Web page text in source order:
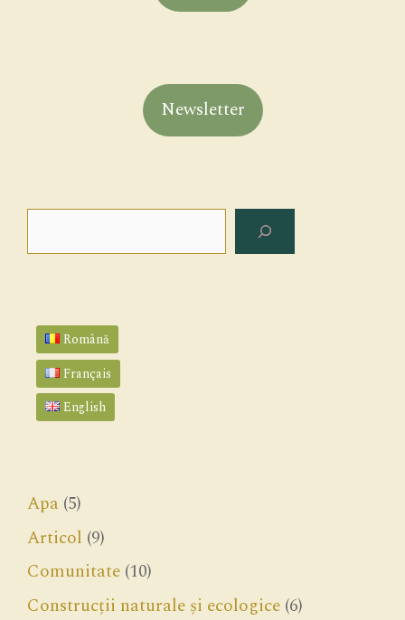
Newsletter
Română
Français
English
Apa (5)
Articol (9)
Comunitate (10)
Construcții naturale și ecologice (6)